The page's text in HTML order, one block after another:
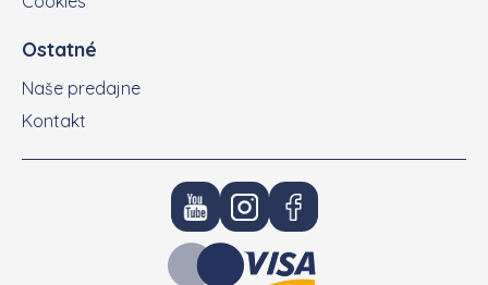
Ostatné
Naše predajne
Kontakt